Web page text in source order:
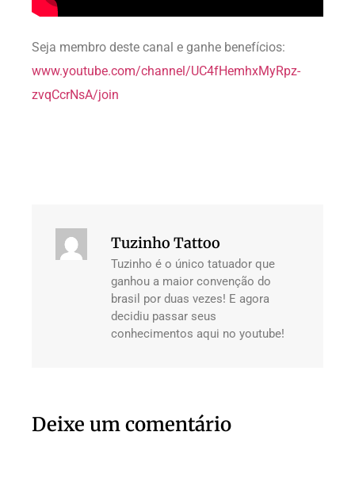
Seja membro deste canal e ganhe benefícios:
www.youtube.com/channel/UC4fHemhxMyRpz-
zvqCcrNsA/join
Tuzinho Tattoo
Tuzinho é o único tatuador que
ganhou a maior convenção do
brasil por duas vezes! E agora
decidiu passar seus
conhecimentos aqui no youtube!
Deixe um comentário